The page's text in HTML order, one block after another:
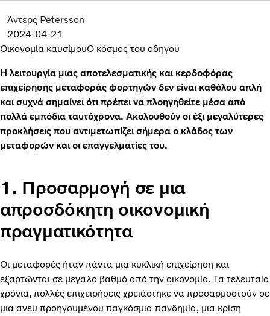
Άντερς Petersson
2024-04-21
Οικονομία καυσίμουΟ κόσμος του οδηγού
Η λειτουργία μιας αποτελεσματικής και κερδοφόρας
επιχείρησης μεταφοράς φορτηγών δεν είναι καθόλου απλή
και συχνά σημαίνει ότι πρέπει να πλοηγηθείτε μέσα από
πολλά εμπόδια ταυτόχρονα. Ακολουθούν οι έξι μεγαλύτερες
προκλήσεις που αντιμετωπίζει σήμερα ο κλάδος των
μεταφορών και οι επαγγελματίες του.
1. Προσαρμογή σε μια
απροσδόκητη οικονομική
πραγματικότητα
Οι μεταφορές ήταν πάντα μια κυκλική επιχείρηση και
εξαρτώνται σε μεγάλο βαθμό από την οικονομία. Τα τελευταία
χρόνια, πολλές επιχειρήσεις χρειάστηκε να προσαρμοστούν σε
μια άνευ προηγουμένου παγκόσμια πανδημία, μια κρίση